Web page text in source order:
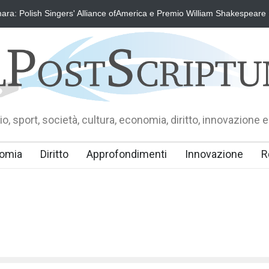
Polish Singers' Alliance ofAmerica e Premio William Shakespeare
sport, società, cultura, economia, diritto, innovazione
Diritto Approfondimenti Innovazione